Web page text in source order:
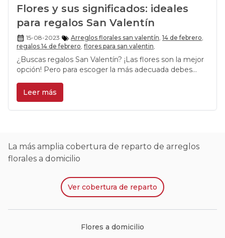
Flores y sus significados: ideales
para regalos San Valentín
15-08-2023 Arreglos florales san valentín, 14 de febrero,
regalos 14 de febrero flores para san valentin
¿Buscas regalos San Valentín? ¡Las flores son la mejor
opción! Pero para escoger la más adecuada debes
Leer más
La más amplia cobertura de reparto de arreglos
florales a domicilio
Ver cobertura de reparto
Flores a domicilio